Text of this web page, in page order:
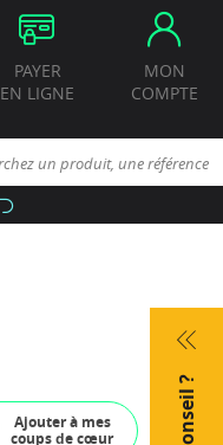
PAYER
EN LIGNE
MON
COMPTE
Ajouter à mes
coups de cœur